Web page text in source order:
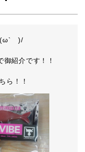
(ω` )/
紹介です！！
ら！！